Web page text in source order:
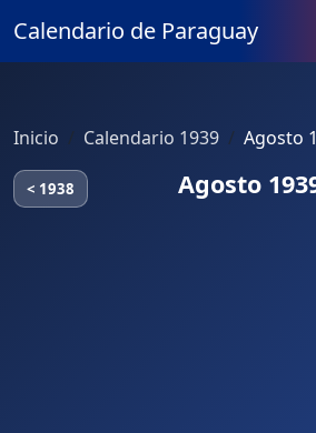
Calendario de Paraguay
Inicio Calendario 1939 Agosto
< 1938 Agosto